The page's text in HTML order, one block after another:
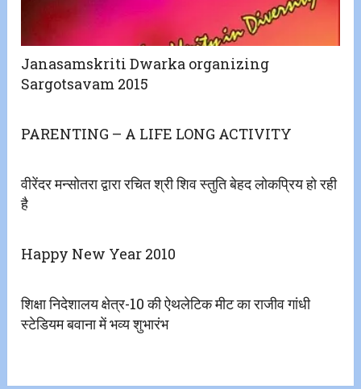
Janasamskriti Dwarka organizing
Sargotsavam 2015
PARENTING – A LIFE LONG ACTIVITY
वीरेंदर मन्सोतरा द्वारा रचित श्री शिव स्तुति बेहद लोकप्रिय हो रही
है
Happy New Year 2010
शिक्षा निदेशालय क्षेत्र-10 की ऐथलेटिक मीट का राजीव गांधी
स्टेडियम बवाना में भव्य शुभारंभ